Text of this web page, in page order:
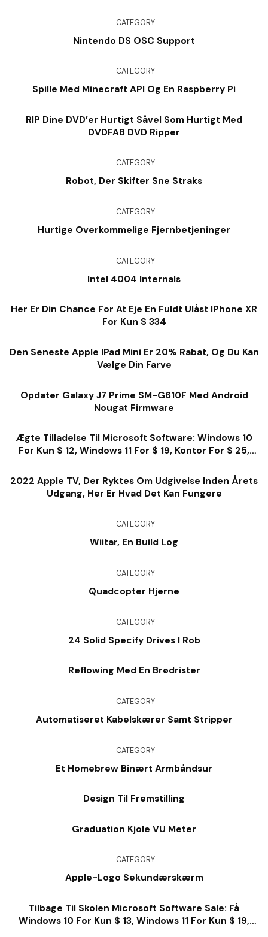
CATEGORY
Nintendo DS OSC Support
CATEGORY
Spille Med Minecraft API Og En Raspberry Pi
RIP Dine DVD’er Hurtigt Såvel Som Hurtigt Med
DVDFAB DVD Ripper
CATEGORY
Robot, Der Skifter Sne Straks
CATEGORY
Hurtige Overkommelige Fjernbetjeninger
CATEGORY
Intel 4004 Internals
Her Er Din Chance For At Eje En Fuldt Ulåst IPhone XR
For Kun $ 334
Den Seneste Apple IPad Mini Er 20% Rabat, Og Du Kan
Vælge Din Farve
Opdater Galaxy J7 Prime SM-G610F Med Android
Nougat Firmware
Ægte Tilladelse Til Microsoft Software: Windows 10
For Kun $ 12, Windows 11 For $ 19, Kontor For $ 25,
2022 Apple TV, Der Ryktes Om Udgivelse Inden Årets
Udgang, Her Er Hvad Det Kan Fungere
CATEGORY
Wiitar, En Build Log
CATEGORY
Quadcopter Hjerne
CATEGORY
24 Solid Specify Drives I Rob
Reflowing Med En Brødrister
CATEGORY
Automatiseret Kabelskærer Samt Stripper
CATEGORY
Et Homebrew Binært Armbåndsur
Design Til Fremstilling
Graduation Kjole VU Meter
CATEGORY
Apple-Logo Sekundærskærm
Tilbage Til Skolen Microsoft Software Sale: Få
Windows 10 For Kun $ 13, Windows 11 For Kun $ 19,